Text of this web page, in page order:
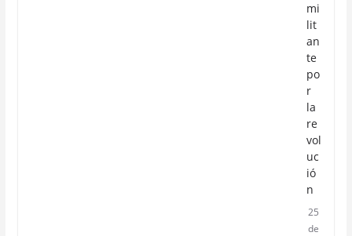
mi
lit
an
te
po
r
la
re
vol
uc
ió
n
25
de